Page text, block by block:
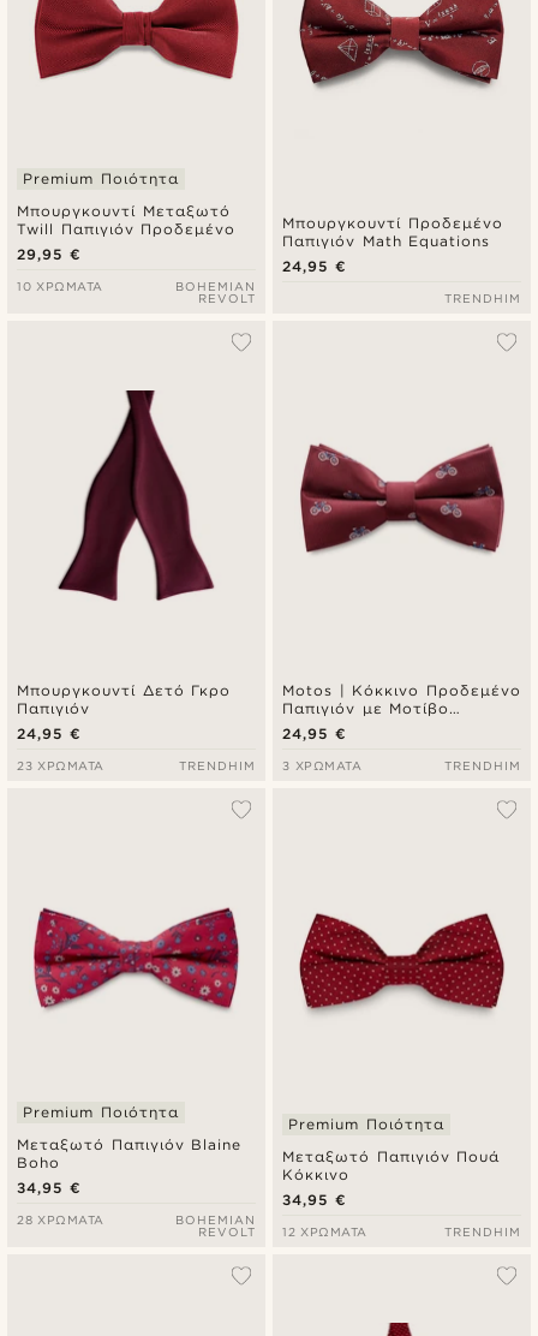
Μπουργκουντί Μεταξωτό
Twill Παπιγιόν Προδεμένο
Premium Ποιότητα
29,95 €
10 ΧΡΏΜΑΤΑ
BOHEMIAN
REVOLT
Μπουργκουντί Προδεμένο
Παπιγιόν Math Equations
24,95 €
TRENDHIM
Μπουργκουντί Δετό Γκρο
Παπιγιόν
24,95 €
23 ΧΡΏΜΑΤΑ TRENDHIM
Motos | Κόκκινο Προδεμένο
Παπιγιόν με Μοτίβο
Ποδήλατα
24,95 €
3 ΧΡΏΜΑΤΑ TRENDHIM
Μεταξωτό Παπιγιόν Blaine
Boho
Premium Ποιότητα
34,95 €
28 ΧΡΏΜΑΤΑ
BOHEMIAN
REVOLT
Μεταξωτό Παπιγιόν Πουά
Κόκκινο
Premium Ποιότητα
34,95 €
12 ΧΡΏΜΑΤΑ TRENDHIM